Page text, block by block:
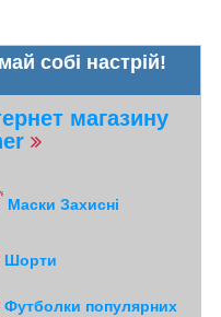
собі настрій!
магазину
Маски Захисні
Шорти
Футболки популярних